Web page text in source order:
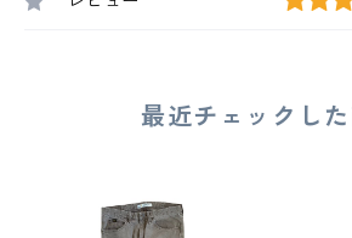
最近チェックし